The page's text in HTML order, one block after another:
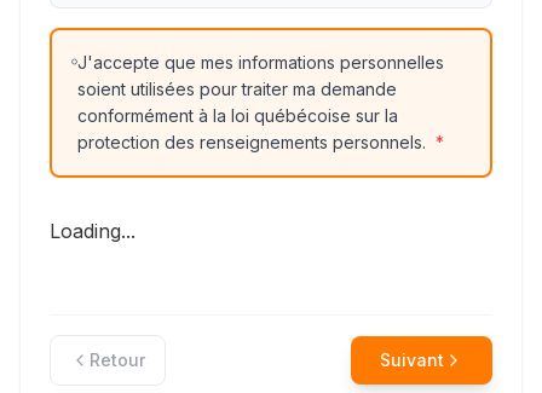
J'accepte que mes informations personnelles
soient utilisées pour traiter ma demande
conformément à la loi québécoise sur la
protection des renseignements personnels. *
Loading...
Retour Suivant